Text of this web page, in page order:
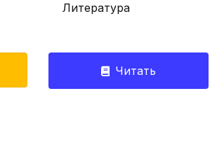
Литература
Читать